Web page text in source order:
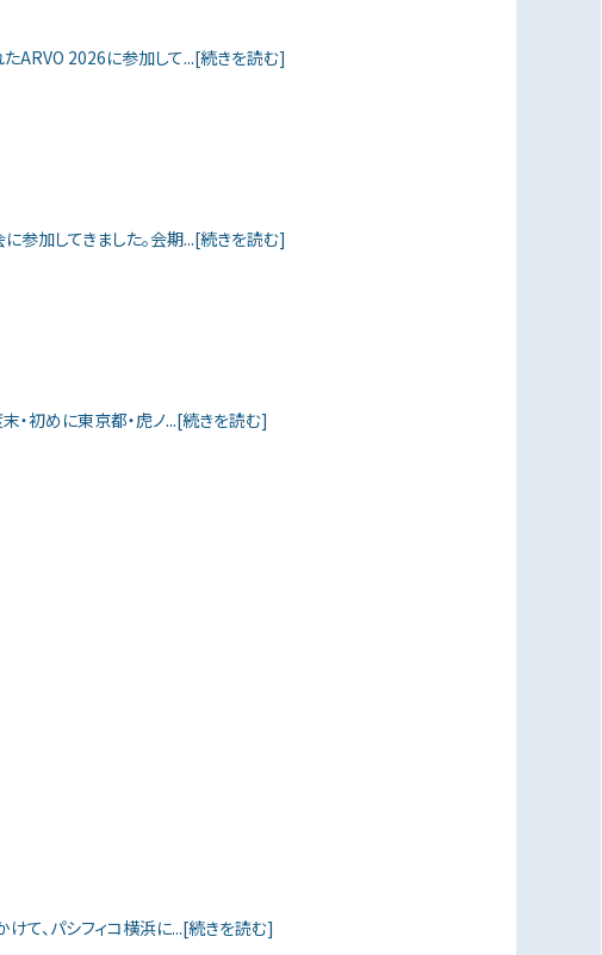
ARVO 2026に参加して...[続きを読む]
参加してきました。会期...[続きを読む]
・初めに東京都・虎ノ...[続きを読む]
て、パシフィコ横浜に...[続きを読む]